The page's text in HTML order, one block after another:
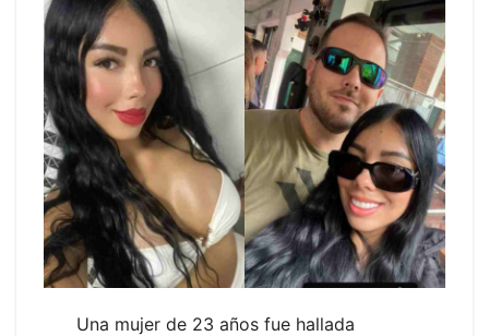
Una mujer de 23 años fue hallada